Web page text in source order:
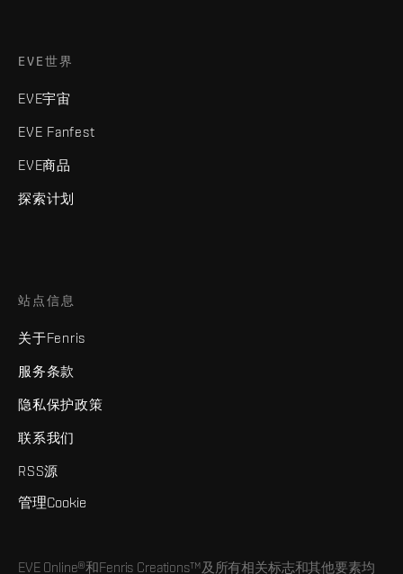
EVE世界
EVE宇宙
EVE Fanfest
EVE商品
探索计划
站点信息
关于Fenris
服务条款
隐私保护政策
联系我们
RSS源
管理Cookie
EVE Online®和Fenris Creations™及所有相关标志和其他要素均